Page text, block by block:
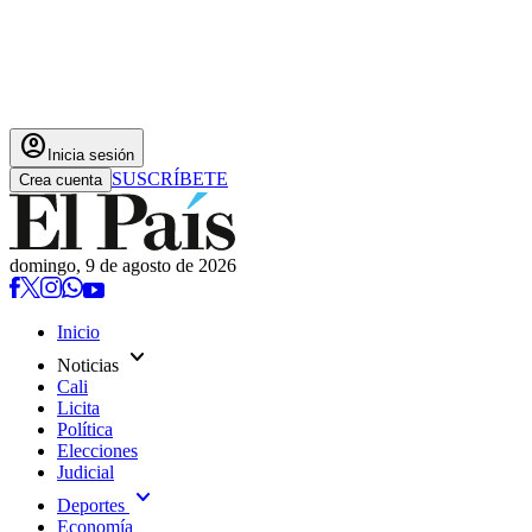
account_circle Inicia sesión
Crea cuenta SUSCRÍBETE
domingo, 9 de agosto de 2026
Inicio
Noticias expand_more
Cali
Licita
Política
Elecciones
Judicial
Deportes expand_more
Economía